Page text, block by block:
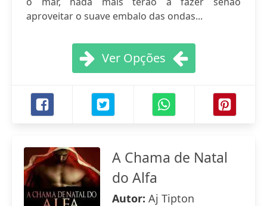
aproveitar o suave embalo das ondas...
Ver Opções
A Chama de Natal
do Alfa
Autor: Aj Tipton